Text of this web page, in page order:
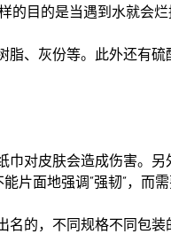
的目的是当遇到水就会
、灰份等。此外还有硫
对皮肤会造成伤害。另
面地强调“强韧”，而需
的，不同规格不同包装